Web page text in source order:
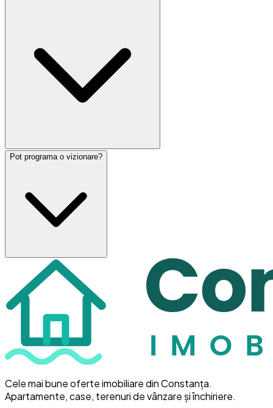
Pot programa o vizionare?
Cele mai bune oferte imobiliare din Constanța.
Apartamente, case, terenuri de vânzare și închiriere.